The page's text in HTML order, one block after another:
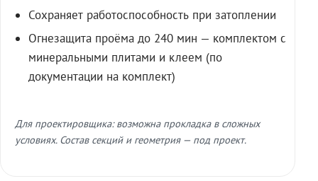
Сохраняет работоспособность при затоплении
Огнезащита проёма до 240 мин — комплектом с
минеральными плитами и клеем (по
документации на комплект)
Для проектировщика: возможна прокладка в сложных
условиях. Состав секций и геометрия — под проект.